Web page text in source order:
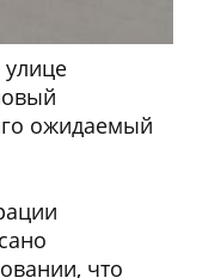
ожидаемый
что